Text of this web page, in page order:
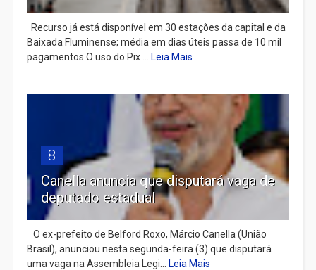
Recurso já está disponível em 30 estações da capital e da
Baixada Fluminense; média em dias úteis passa de 10 mil
pagamentos O uso do Pix ...
Leia Mais
8
Canella anuncia que disputará vaga de
deputado estadual
​ O ex-prefeito de Belford Roxo, Márcio Canella (União
Brasil), anunciou nesta segunda-feira (3) que disputará
uma vaga na Assembleia Legi...
Leia Mais